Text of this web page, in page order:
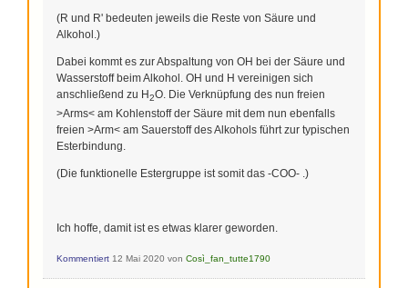
(R und R' bedeuten jeweils die Reste von Säure und
Alkohol.)
Dabei kommt es zur Abspaltung von OH bei der Säure und
Wasserstoff beim Alkohol. OH und H vereinigen sich
anschließend zu H2O. Die Verknüpfung des nun freien
>Arms< am Kohlenstoff der Säure mit dem nun ebenfalls
freien >Arm< am Sauerstoff des Alkohols führt zur typischen
Esterbindung.
(Die funktionelle Estergruppe ist somit das -COO- .)
Ich hoffe, damit ist es etwas klarer geworden.
Kommentiert 12 Mai 2020 von Così_fan_tutte1790